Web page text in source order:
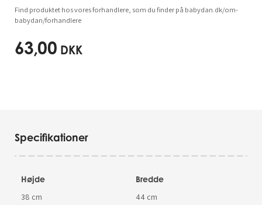
Find produktet hos vores forhandlere, som du finder på babydan.dk/om-
babydan/forhandlere
63,00 DKK
Specifikationer
Højde
38 cm
Bredde
44 cm